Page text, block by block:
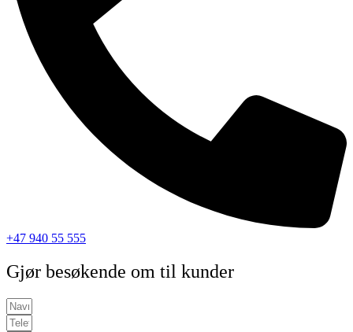
+47 940 55 555
Gjør besøkende om til kunder